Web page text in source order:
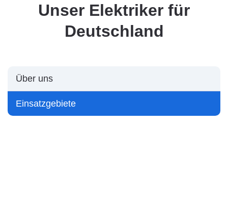
Unser Elektriker für
Deutschland
Über uns
Einsatzgebiete